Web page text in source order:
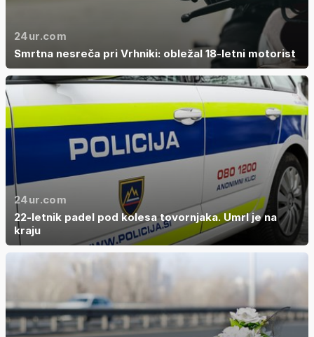
24ur.com
Smrtna nesreča pri Vrhniki: obležal 18-letni motorist
24ur.com
22-letnik padel pod kolesa tovornjaka. Umrl je na
kraju